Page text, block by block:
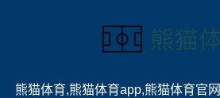
熊猫体育,熊猫体育app,熊猫体育官